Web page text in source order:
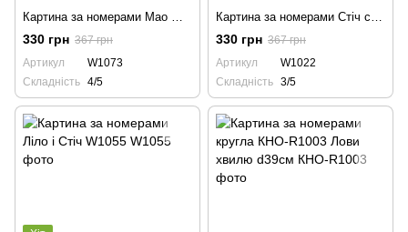
Картина за номерами Мао Мао W1073 Аніме Монолог травниці
330 грн 367 грн
Артикул
W1073
Складність 4/5
Картина за номерами Стіч серфер W1022
330 грн 367 грн
Артикул
W1022
Складність 3/5